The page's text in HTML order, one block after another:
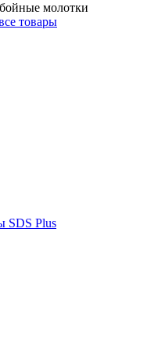
молотки
товары
SDS Plus